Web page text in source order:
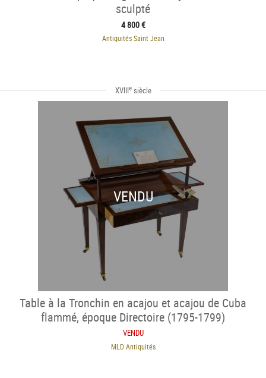
sculpté
4 800 €
Antiquités Saint Jean
XVIIIesiècle
VENDU
Table à la Tronchin en acajou et acajou de Cuba
flammé, époque Directoire (1795-1799)
VENDU
MLD Antiquités